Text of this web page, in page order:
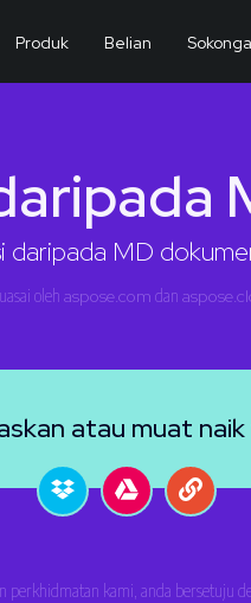
Produk Belian
daripada MD
oleh aspose.com dan
atau muat
perkhidmatan kami, anda bersetuju